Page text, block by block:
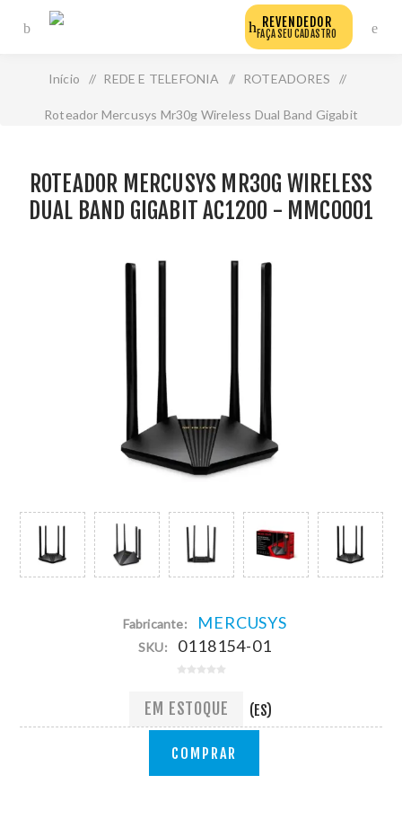
REVENDEDOR
FAÇA SEU CADASTRO
Início / REDE E TELEFONIA / ROTEADORES /
Roteador Mercusys Mr30g Wireless Dual Band Gigabit
ROTEADOR MERCUSYS MR30G WIRELESS
DUAL BAND GIGABIT AC1200 - MMC0001
Fabricante: MERCUSYS
SKU: 0118154-01
EM ESTOQUE (ES)
COMPRAR